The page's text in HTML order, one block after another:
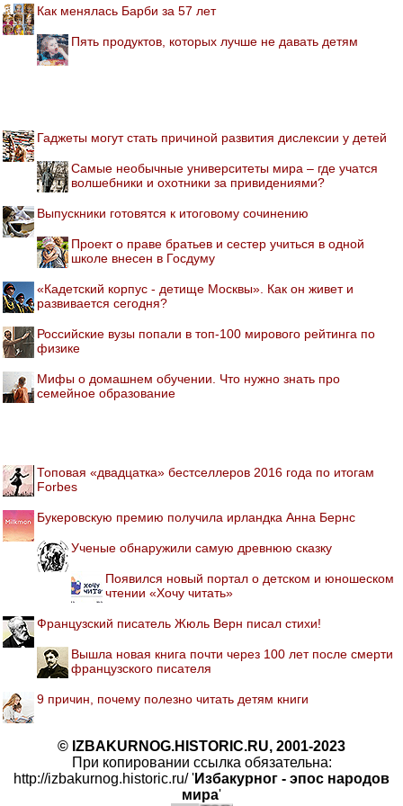
Как менялась Барби за 57 лет
Пять продуктов, которых лучше не давать детям
Гаджеты могут стать причиной развития дислексии у детей
Самые необычные университеты мира – где учатся
волшебники и охотники за привидениями?
Выпускники готовятся к итоговому сочинению
Проект о праве братьев и сестер учиться в одной
школе внесен в Госдуму
«Кадетский корпус - детище Москвы». Как он живет и
развивается сегодня?
Российские вузы попали в топ-100 мирового рейтинга по
физике
Мифы о домашнем обучении. Что нужно знать про
семейное образование
Топовая «двадцатка» бестселлеров 2016 года по итогам
Forbes
Букеровскую премию получила ирландка Анна Бернс
Ученые обнаружили самую древнюю сказку
Появился новый портал о детском и юношеском
чтении «Хочу читать»
Французский писатель Жюль Верн писал стихи!
Вышла новая книга почти через 100 лет после смерти
французского писателя
9 причин, почему полезно читать детям книги
© IZBAKURNOG.HISTORIC.RU, 2001-2023
При копировании ссылка обязательна:
http://izbakurnog.historic.ru/ 'Избакурног - эпос народов
мира'